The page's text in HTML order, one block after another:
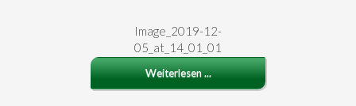
Image_2019-12-
05_at_14_01_01
Weiterlesen ...